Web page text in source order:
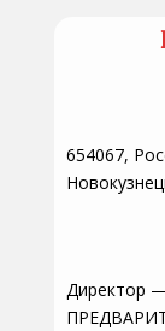
654067,
Директор